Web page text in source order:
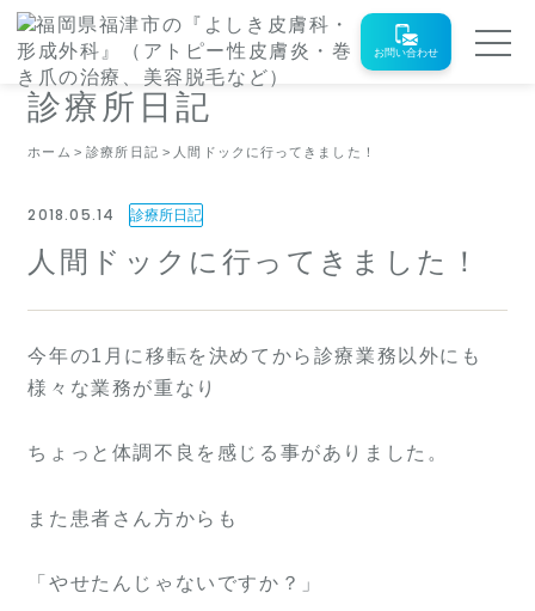
お問い合わせ
診療所日記
ホーム 診療所日記 人間ドックに行ってきました！
2018.05.14 診療所日記
人間ドックに行ってきました！
今年の1月に移転を決めてから診療業務以外にも
様々な業務が重なり
ちょっと体調不良を感じる事がありました。
また患者さん方からも
「やせたんじゃないですか？」